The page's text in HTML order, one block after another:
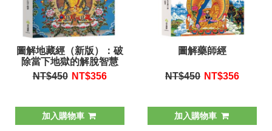
圖解地藏經（新版）：破
除當下地獄的解脫智慧
NT$450 NT$356
加入購物車
圖解藥師經
NT$450 NT$356
加入購物車